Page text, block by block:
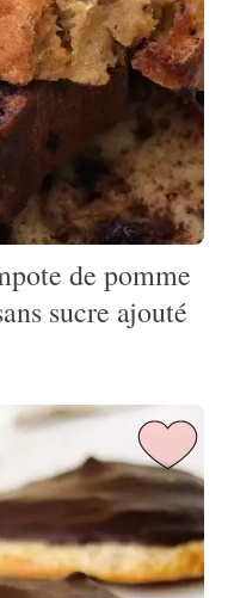
de pomme
sucre ajouté